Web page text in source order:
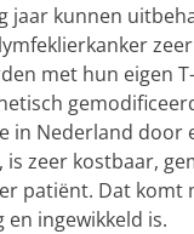
jaar kunnen
met hun eigen
in Nederland door
zeer kostbaar,
patiënt. Dat komt
en ingewikkeld is.